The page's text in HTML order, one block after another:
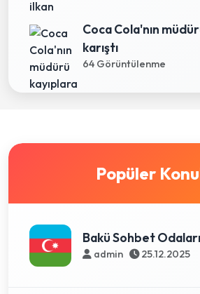
Coca Cola'nın
karıştı
64 Görüntülenme
Popüler
Bakü Sohbet Odaları
admin 25.12.2025